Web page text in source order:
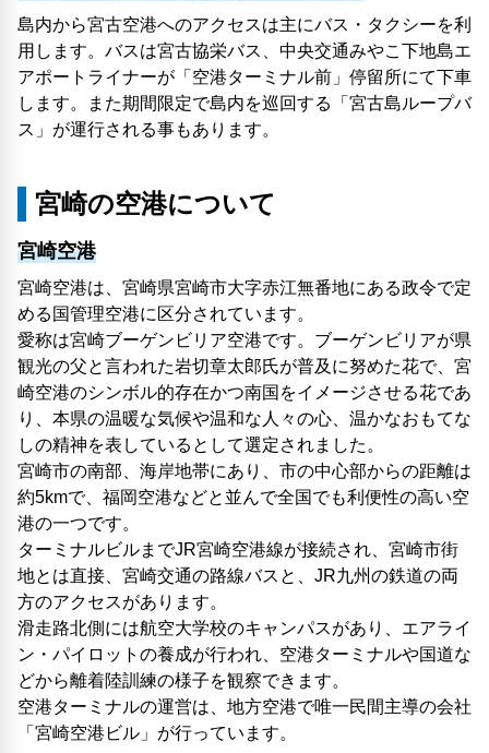
島内から宮古空港へのアクセスは主にバス・タクシーを利
用します。バスは宮古協栄バス、中央交通みやこ下地島エ
アポートライナーが「空港ターミナル前」停留所にて下車
します。また期間限定で島内を巡回する「宮古島ループバ
ス」が運行される事もあります。
宮崎の空港について
宮崎空港
宮崎空港は、宮崎県宮崎市大字赤江無番地にある政令で定
める国管理空港に区分されています。
愛称は宮崎ブーゲンビリア空港です。ブーゲンビリアが県
観光の父と言われた岩切章太郎氏が普及に努めた花で、宮
崎空港のシンボル的存在かつ南国をイメージさせる花であ
り、本県の温暖な気候や温和な人々の心、温かなおもてな
しの精神を表しているとして選定されました。
宮崎市の南部、海岸地帯にあり、市の中心部からの距離は
約5kmで、福岡空港などと並んで全国でも利便性の高い空
港の一つです。
ターミナルビルまでJR宮崎空港線が接続され、宮崎市街
地とは直接、宮崎交通の路線バスと、JR九州の鉄道の両
方のアクセスがあります。
滑走路北側には航空大学校のキャンパスがあり、エアライ
ン・パイロットの養成が行われ、空港ターミナルや国道な
どから離着陸訓練の様子を観察できます。
空港ターミナルの運営は、地方空港で唯一民間主導の会社
「宮崎空港ビル」が行っています。